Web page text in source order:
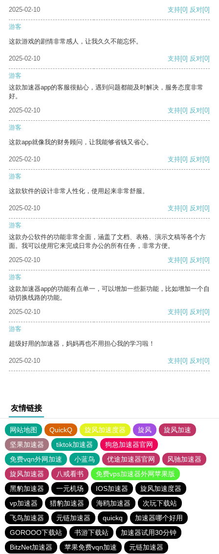
2025-02-10
支持[0] 反对[0]
游客
这款游戏的剧情非常感人，让我久久不能忘怀。
2025-02-10 支持[0] 反对[0]
游客
这款加速器app的客服很贴心，遇到问题都能及时解决，服务态度非常
好。
2025-02-10
支持[0] 反对[0]
游客
这款app就像我的财务顾问，让我能够省钱又省心。
2025-02-10 支持[0] 反对[0]
游客
这款软件的设计非常人性化，使用起来非常舒服。
2025-02-10 支持[0] 反对[0]
游客
这款办公软件的功能非常全面，涵盖了文档、表格、演示文稿等各个方
面。我可以使用它来完成日常办公的所有任务，非常方便。
2025-02-10
支持[0] 反对[0]
游客
这款加速器app的功能有点单一，可以增加一些新功能，比如增加一个自
动切换线路的功能。
2025-02-10
支持[0] 反对[0]
游客
超级好用的加速器，妈妈再也不用担心我的学习啦！
2025-02-10 支持[0] 反对[0]
友情链接
网站地图 QuickQ 旋风加速度器 旋风
旋风加速
坚果加速器
tiktok加速器
狗急加速器官网
免费vqn外网加速
小蓝鸟 优途加速器官网
风驰加速器
旋风加速器
八戒看书
免费vps加速器外网苹果版
黑豹加速器
一元机场 IOS加速器
旋风加速度器
vp加速器
猎豹加速器 海鸥加速器
次玩下载站
飞鸟加速器
元链加速器 quickq
加速器哪个好用
GOROOO下载站
书游下载站
加速器试用30分钟
BitzNet加速器
苹果免费vqn加速 元链加速器